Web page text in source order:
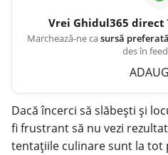
Vrei Ghidul365 direct
Marchează-ne casursă preferată
des în
Dacă încerci să slăbești și
fi frustrant să nu vezi
tentațiile culinare sunt la tot